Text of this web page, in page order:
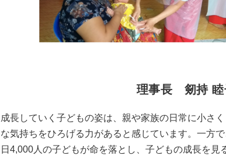
理事長 剱持 睦
成長していく子どもの姿は、親や家族の日常に小さ
な気持ちをひろげる力があると感じています。一方
日4,000人の子どもが命を落とし、子どもの成長を